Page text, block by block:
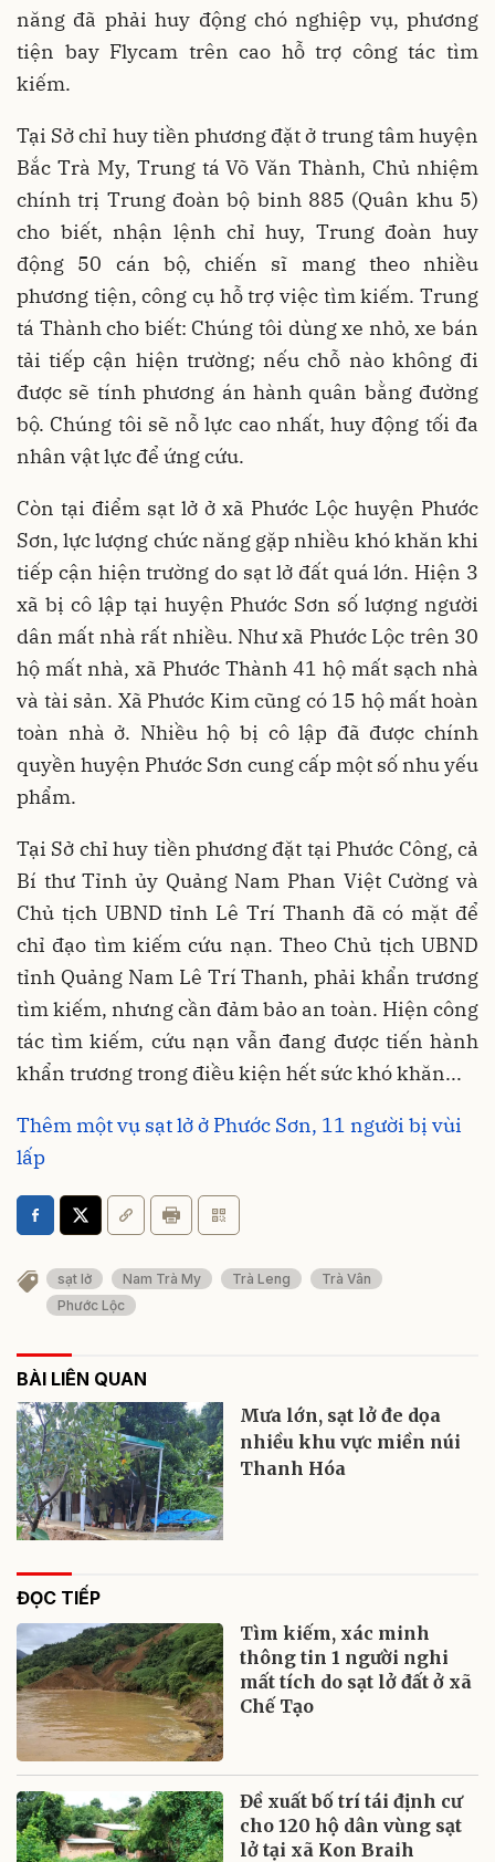
năng đã phải huy động chó nghiệp vụ, phương
tiện bay Flycam trên cao hỗ trợ công tác tìm
kiếm.
Tại Sở chỉ huy tiền phương đặt ở trung tâm huyện
Bắc Trà My, Trung tá Võ Văn Thành, Chủ nhiệm
chính trị Trung đoàn bộ binh 885 (Quân khu 5)
cho biết, nhận lệnh chỉ huy, Trung đoàn huy
động 50 cán bộ, chiến sĩ mang theo nhiều
phương tiện, công cụ hỗ trợ việc tìm kiếm. Trung
tá Thành cho biết: Chúng tôi dùng xe nhỏ, xe bán
tải tiếp cận hiện trường; nếu chỗ nào không đi
được sẽ tính phương án hành quân bằng đường
bộ. Chúng tôi sẽ nỗ lực cao nhất, huy động tối đa
nhân vật lực để ứng cứu.
Còn tại điểm sạt lở ở xã Phước Lộc huyện Phước
Sơn, lực lượng chức năng gặp nhiều khó khăn khi
tiếp cận hiện trường do sạt lở đất quá lớn. Hiện 3
xã bị cô lập tại huyện Phước Sơn số lượng người
dân mất nhà rất nhiều. Như xã Phước Lộc trên 30
hộ mất nhà, xã Phước Thành 41 hộ mất sạch nhà
và tài sản. Xã Phước Kim cũng có 15 hộ mất hoàn
toàn nhà ở. Nhiều hộ bị cô lập đã được chính
quyền huyện Phước Sơn cung cấp một số nhu yếu
phẩm.
Tại Sở chỉ huy tiền phương đặt tại Phước Công, cả
Bí thư Tỉnh ủy Quảng Nam Phan Việt Cường và
Chủ tịch UBND tỉnh Lê Trí Thanh đã có mặt để
chỉ đạo tìm kiếm cứu nạn. Theo Chủ tịch UBND
tỉnh Quảng Nam Lê Trí Thanh, phải khẩn trương
tìm kiếm, nhưng cần đảm bảo an toàn. Hiện công
tác tìm kiếm, cứu nạn vẫn đang được tiến hành
khẩn trương trong điều kiện hết sức khó khăn...
Thêm một vụ sạt lở ở Phước Sơn, 11 người bị vùi
lấp
sạt lở Nam Trà My Trà Leng
Trà Vân
Phước Lộc
BÀI LIÊN QUAN
Mưa lớn, sạt lở đe dọa
nhiều khu vực miền núi
Thanh Hóa
ĐỌC TIẾP
Tìm kiếm, xác minh
thông tin 1 người nghi
mất tích do sạt lở đất ở xã
Chế Tạo
Đề xuất bố trí tái định cư
cho 120 hộ dân vùng sạt
lở tại xã Kon Braih